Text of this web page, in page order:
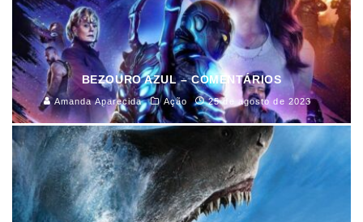
BEZOURO AZUL – COMENTÁRIOS
Amanda Aparecida Ação 25 de agosto de 2023